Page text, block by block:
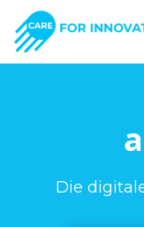
Die